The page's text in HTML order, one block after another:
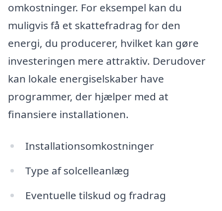
omkostninger. For eksempel kan du
muligvis få et skattefradrag for den
energi, du producerer, hvilket kan gøre
investeringen mere attraktiv. Derudover
kan lokale energiselskaber have
programmer, der hjælper med at
finansiere installationen.
Installationsomkostninger
Type af solcelleanlæg
Eventuelle tilskud og fradrag